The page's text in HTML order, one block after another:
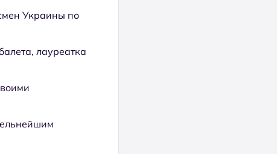
Украины по
лауреатка